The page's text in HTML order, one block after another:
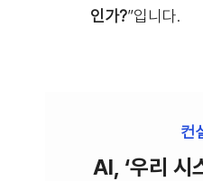
인가?”입니다.
컨
AI, ‘우리 시